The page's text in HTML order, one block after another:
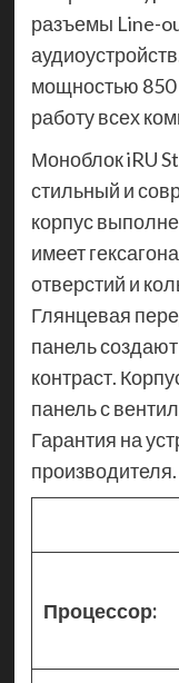
разъемы Line-
мощностью 850
работу всех
Моноблок iRU
стильный и
корпус
имеет
отверстий и
Глянцевая
панель
контраст.
панель с
Гарантия на
производителя.
Процессор: